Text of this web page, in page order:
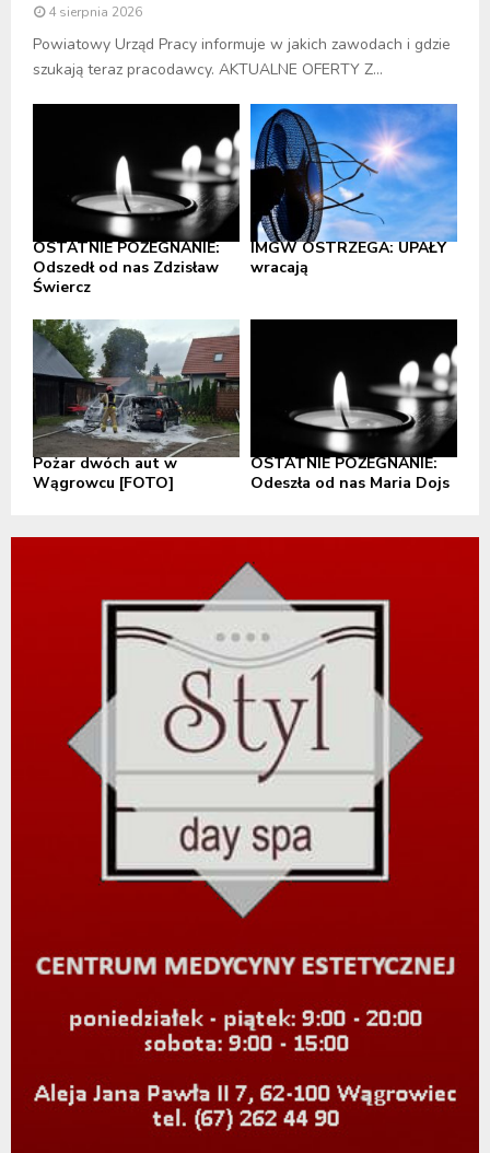
4 sierpnia 2026
Powiatowy Urząd Pracy informuje w jakich zawodach i gdzie
szukają teraz pracodawcy. AKTUALNE OFERTY Z...
OSTATNIE POŻEGNANIE:
Odszedł od nas Zdzisław
Świercz
IMGW OSTRZEGA: UPAŁY
wracają
Pożar dwóch aut w
Wągrowcu [FOTO]
OSTATNIE POŻEGNANIE:
Odeszła od nas Maria Dojs